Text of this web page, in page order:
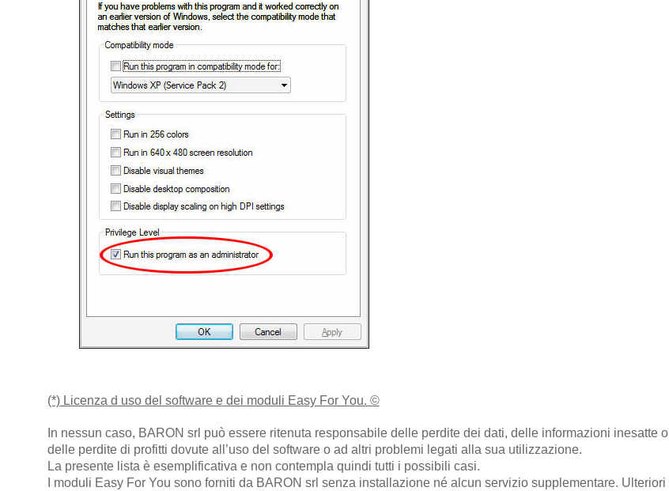
(*) Licenza d uso del software e dei moduli Easy For You. ©
In nessun caso, BARON srl può essere ritenuta responsabile delle perdite dei dati, delle informazioni inesatte o
delle perdite di profitti dovute all’uso del software o ad altri problemi legati alla sua utilizzazione.
La presente lista è esemplificativa e non contempla quindi tutti i possibili casi.
I moduli Easy For You sono forniti da BARON srl senza installazione né alcun servizio supplementare. Ulteriori